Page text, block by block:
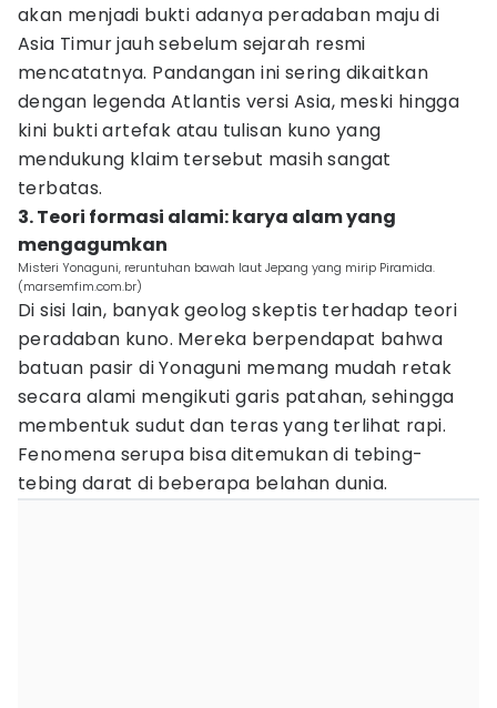
akan menjadi bukti adanya peradaban maju di
Asia Timur jauh sebelum sejarah resmi
mencatatnya. Pandangan ini sering dikaitkan
dengan legenda Atlantis versi Asia, meski hingga
kini bukti artefak atau tulisan kuno yang
mendukung klaim tersebut masih sangat
terbatas.
3. Teori formasi alami: karya alam yang
mengagumkan
Misteri Yonaguni, reruntuhan bawah laut Jepang yang mirip Piramida.
(marsemfim.com.br)
Di sisi lain, banyak geolog skeptis terhadap teori
peradaban kuno. Mereka berpendapat bahwa
batuan pasir di Yonaguni memang mudah retak
secara alami mengikuti garis patahan, sehingga
membentuk sudut dan teras yang terlihat rapi.
Fenomena serupa bisa ditemukan di tebing-
tebing darat di beberapa belahan dunia.